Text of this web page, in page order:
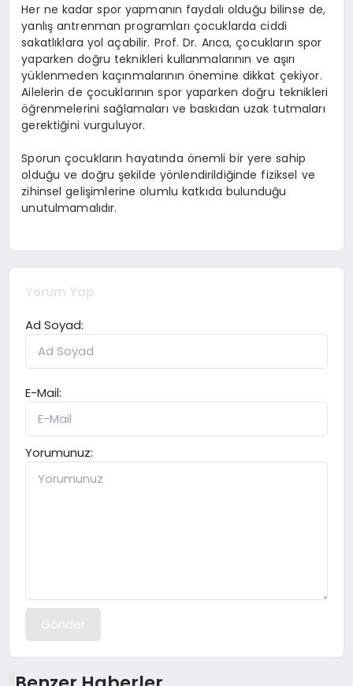
Her ne kadar spor yapmanın faydalı olduğu bilinse de,
yanlış antrenman programları çocuklarda ciddi
sakatlıklara yol açabilir. Prof. Dr. Arıca, çocukların spor
yaparken doğru teknikleri kullanmalarının ve aşırı
yüklenmeden kaçınmalarının önemine dikkat çekiyor.
Ailelerin de çocuklarının spor yaparken doğru teknikleri
öğrenmelerini sağlamaları ve baskıdan uzak tutmaları
gerektiğini vurguluyor.
Sporun çocukların hayatında önemli bir yere sahip
olduğu ve doğru şekilde yönlendirildiğinde fiziksel ve
zihinsel gelişimlerine olumlu katkıda bulunduğu
unutulmamalıdır.
Yorum Yap
Ad Soyad:
E-Mail:
Yorumunuz:
Gönder